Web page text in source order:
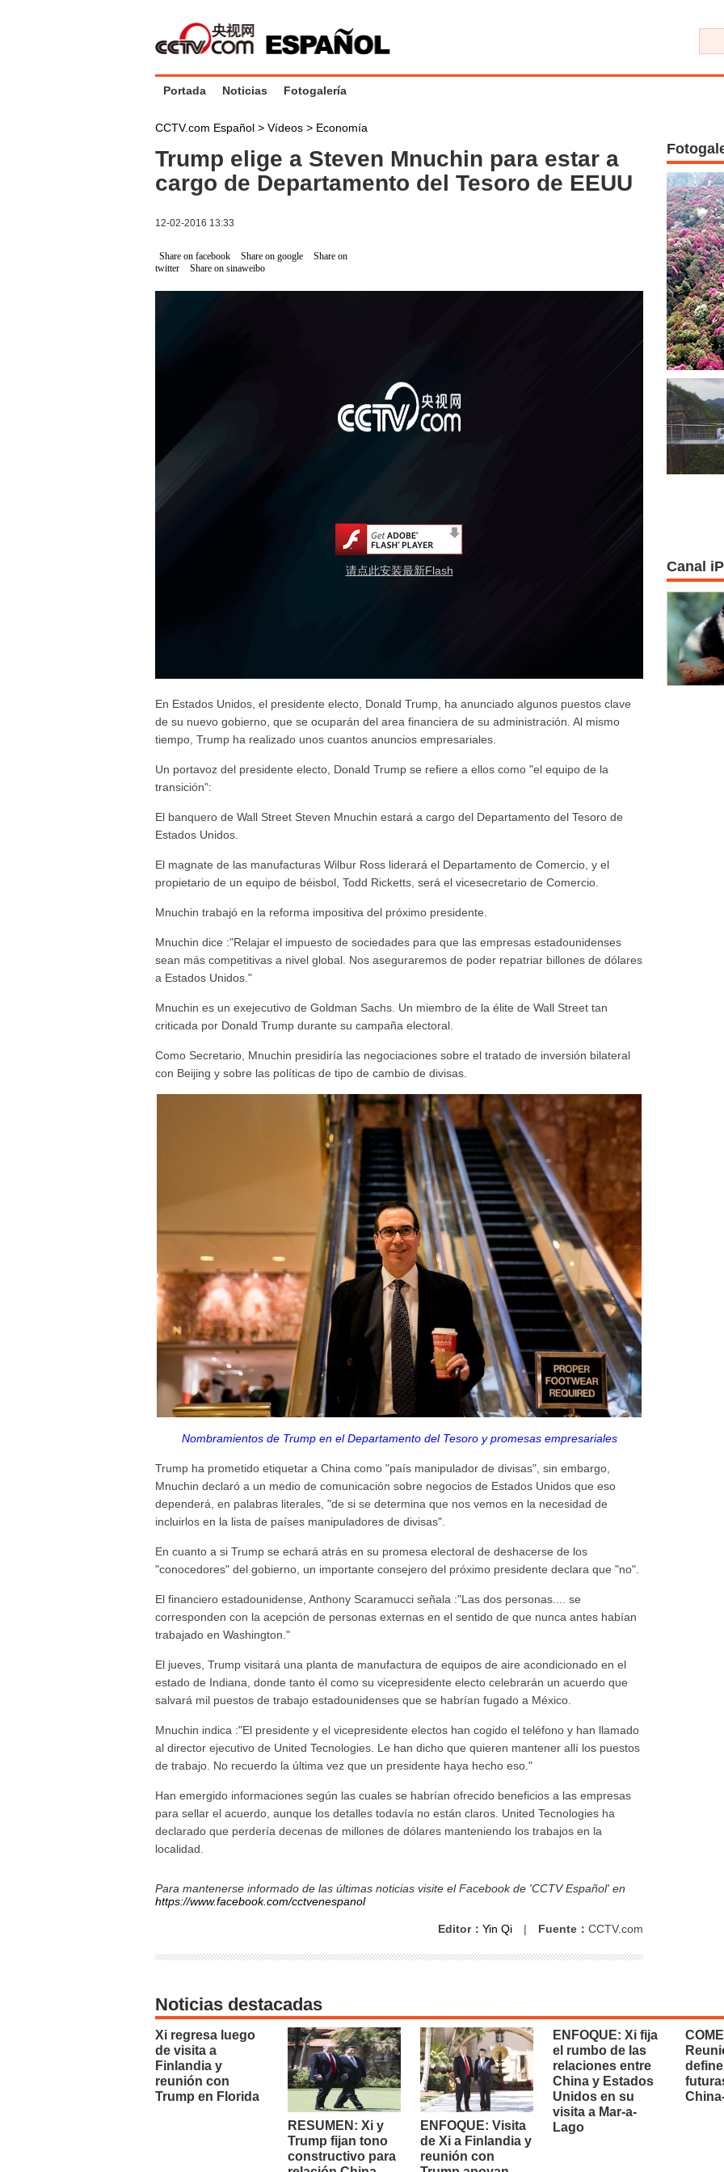
Portada Noticias Fotogalería
CCTV.com Español > Vídeos > Economía
Trump elige a Steven Mnuchin para estar a
cargo de Departamento del Tesoro de EEUU
12-02-2016 13:33
Share on facebook Share on google
Share on
twitter
Share on sinaweibo
请点此安装最新Flash
En Estados Unidos, el presidente electo, Donald Trump, ha anunciado algunos puestos clave
de su nuevo gobierno, que se ocuparán del area financiera de su administración. Al mismo
tiempo, Trump ha realizado unos cuantos anuncios empresariales.
Un portavoz del presidente electo, Donald Trump se refiere a ellos como "el equipo de la
transición":
El banquero de Wall Street Steven Mnuchin estará a cargo del Departamento del Tesoro de
Estados Unidos.
El magnate de las manufacturas Wilbur Ross liderará el Departamento de Comercio, y el
propietario de un equipo de béisbol, Todd Ricketts, será el vicesecretario de Comercio.
Mnuchin trabajó en la reforma impositiva del próximo presidente.
Mnuchin dice :"Relajar el impuesto de sociedades para que las empresas estadounidenses
sean más competitivas a nivel global. Nos aseguraremos de poder repatriar billones de dólares
a Estados Unidos."
Mnuchin es un exejecutivo de Goldman Sachs. Un miembro de la élite de Wall Street tan
criticada por Donald Trump durante su campaña electoral.
Como Secretario, Mnuchin presidiría las negociaciones sobre el tratado de inversión bilateral
con Beijing y sobre las políticas de tipo de cambio de divisas.
Nombramientos de Trump en el Departamento del Tesoro y promesas empresariales
Trump ha prometido etiquetar a China como "país manipulador de divisas", sin embargo,
Mnuchin declaró a un medio de comunicación sobre negocios de Estados Unidos que eso
dependerá, en palabras literales, "de si se determina que nos vemos en la necesidad de
incluirlos en la lista de países manipuladores de divisas".
En cuanto a si Trump se echará atrás en su promesa electoral de deshacerse de los
"conocedores" del gobierno, un importante consejero del próximo presidente declara que "no".
El financiero estadounidense, Anthony Scaramucci señala :"Las dos personas.... se
corresponden con la acepción de personas externas en el sentido de que nunca antes habían
trabajado en Washington."
El jueves, Trump visitará una planta de manufactura de equipos de aire acondicionado en el
estado de Indiana, donde tanto él como su vicepresidente electo celebrarán un acuerdo que
salvará mil puestos de trabajo estadounidenses que se habrían fugado a México.
Mnuchin indica :"El presidente y el vicepresidente electos han cogido el teléfono y han llamado
al director ejecutivo de United Tecnologies. Le han dicho que quieren mantener allí los puestos
de trabajo. No recuerdo la última vez que un presidente haya hecho eso."
Han emergido informaciones según las cuales se habrían ofrecido beneficios a las empresas
para sellar el acuerdo, aunque los detalles todavía no están claros. United Tecnologies ha
declarado que perdería decenas de millones de dólares manteniendo los trabajos en la
localidad.
Para mantenerse informado de las últimas noticias visite el Facebook de 'CCTV Español' en
https://www.facebook.com/cctvenespanol
Editor： Yin Qi | Fuente： CCTV.com
Canal
Noticias destacadas
Xi regresa luego
de visita a
Finlandia y
reunión con
Trump en Florida
RESUMEN: Xi y
Trump fijan tono
constructivo para
ENFOQUE: Visita
de Xi a Finlandia y
reunión con
ENFOQUE: Xi fija
el rumbo de las
relaciones entre
China y Estados
Unidos en su
visita a Mar-a-
Lago